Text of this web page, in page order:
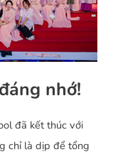
nhớ!
đã kết thúc với
chỉ là dịp để tổng